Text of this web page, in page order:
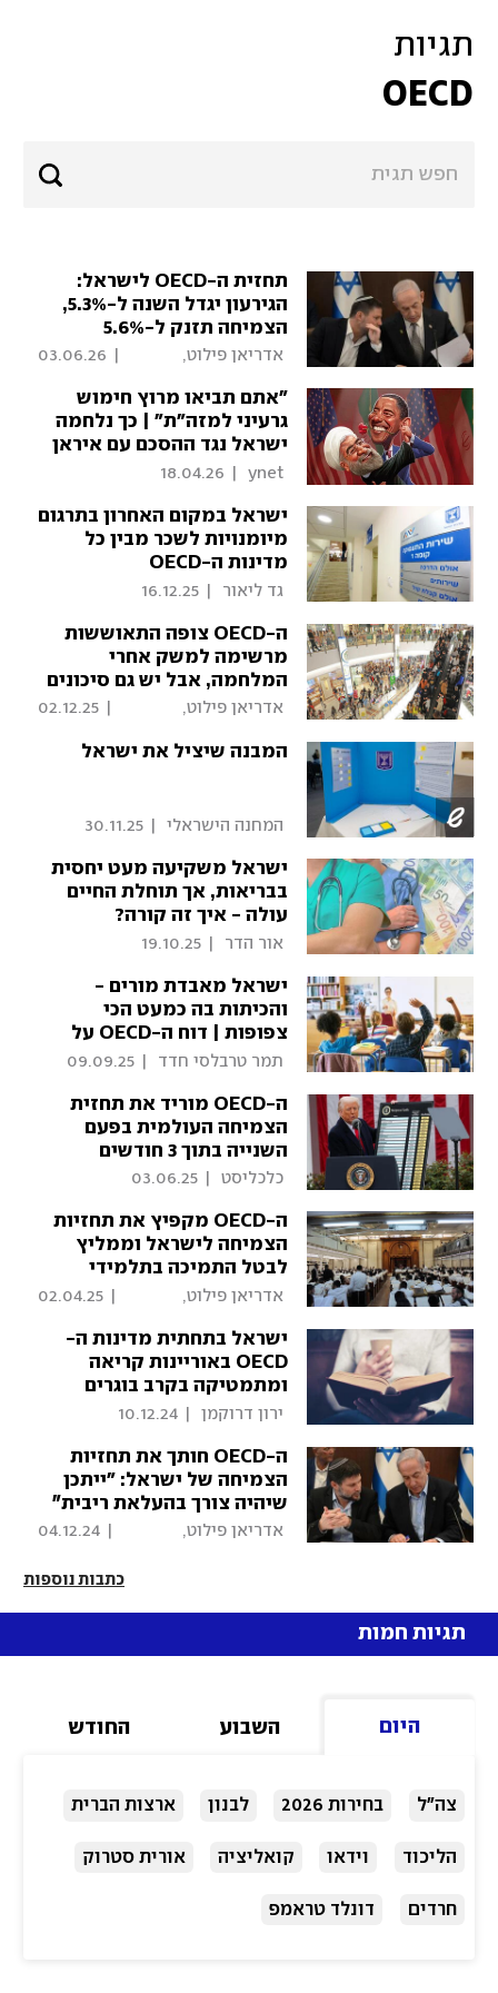
תגיות
OECD
תחזית ה-OECD לישראל:
הגירעון יגדל השנה ל-5.3%,
הצמיחה תזנק ל-5.6%
ב-2027
03.06.26
"אתם תביאו מרוץ חימוש
גרעיני למזה"ת" | כך נלחמה
ישראל נגד ההסכם עם איראן
18.04.26
ישראל במקום האחרון בתרגום
מיומנויות לשכר‏ מבין כל
מדינות ה-OECD
גד ליאור 16.12.25
ה-OECD צופה התאוששות
מרשימה למשק אחרי
המלחמה, אבל יש גם סיכונים
02.12.25
המבנה שיציל את ישראל
המחנה הישראלי 30.11.25
ישראל משקיעה מעט יחסית
בבריאות, אך תוחלת החיים
עולה - איך זה קורה?
אור הדר 19.10.25
ישראל מאבדת מורים -
והכיתות בה כמעט הכי
צפופות | דוח ה-OECD על
החינוך
תמר טרבלסי חדד 09.09.25
ה-OECD מוריד את תחזית
הצמיחה העולמית בפעם
השנייה בתוך 3 חודשים
כלכליסט 03.06.25
ה-OECD מקפיץ את תחזיות
הצמיחה לישראל וממליץ
לבטל התמיכה בתלמידי
ישיבות
02.04.25
ישראל בתחתית מדינות ה-
OECD באוריינות קריאה
ומתמטיקה בקרב בוגרים
ירון דרוקמן 10.12.24
ה-OECD חותך את תחזיות
הצמיחה של ישראל: "ייתכן
שיהיה צורך בהעלאת ריבית״
04.12.24
כתבות נוספות
תגיות חמות
היום השבוע החודש
צה"ל בחירות 2026 לבנון ארצות הברית
הליכוד וידאו קואליציה אורית סטרוק
חרדים דונלד טראמפ